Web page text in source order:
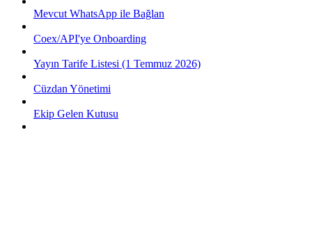
Mevcut WhatsApp ile Bağlan
Coex/API'ye Onboarding
Yayın Tarife Listesi (1 Temmuz 2026)
Cüzdan Yönetimi
Ekip Gelen Kutusu